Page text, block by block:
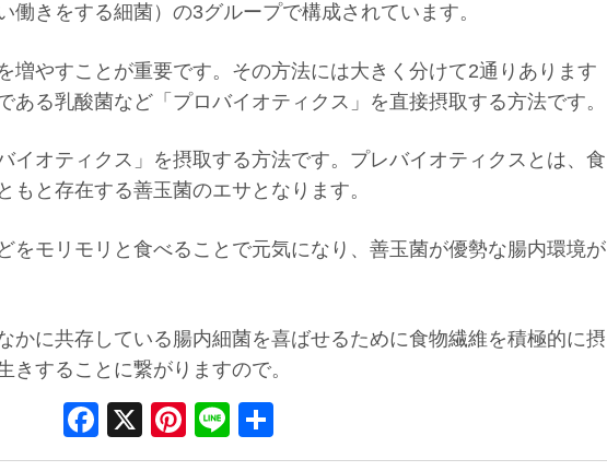
働きをする細菌）の3グループで構成されています。
増やすことが重要です。その方法には大きく分けて2通りあります
ある乳酸菌など「プロバイオティクス」を直接摂取する方法です。
イオティクス」を摂取する方法です。プレバイオティクスとは、食
と存在する善玉菌のエサとなります。
をモリモリと食べることで元気になり、善玉菌が優勢な腸内環境が
かに共存している腸内細菌を喜ばせるために食物繊維を積極的に摂
きすることに繋がりますので。
Facebook
X Pinterest
Line